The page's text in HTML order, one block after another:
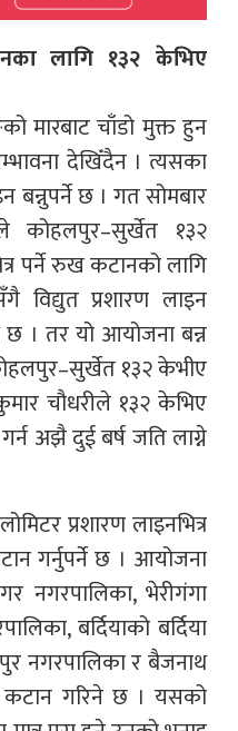
लागि १३२ केभिए
मारबाट चाँडो मुक्त हुन
देखिँदैन । त्यसका
बन्नुपर्ने छ । गत सोमबार
कोहलपुर–सुर्खेत १३२
पर्ने रुख कटानको लागि
प्रशारण लाइन
छ । तर यो आयोजना बन्न
१३२ केभीए
चौधरीले १३२ केभिए
गर्न अझै दुई बर्ष जति लाग्ने
प्रशारण लाइनभित्र
गर्नुपर्ने छ । आयोजना
नगरपालिका, भेरीगंगा
बर्दियाको बर्दिया
नगरपालिका र बैजनाथ
कटान गरिने छ । यसको